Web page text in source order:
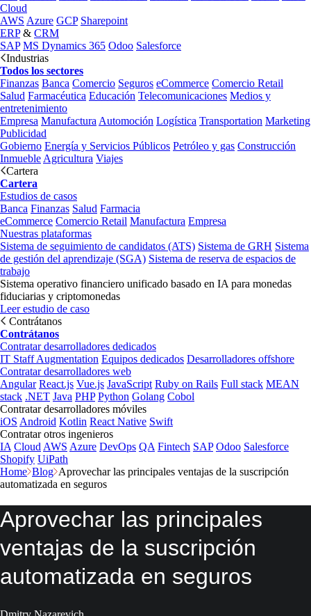
Cloud
AWS Azure GCP Sharepoint
ERP& CRM
SAP MS Dynamics 365 Odoo Salesforce
Industrias
Todos los sectores
Finanzas Banca Comercio Seguros eCommerce Comercio Retail
Salud Farmacéutica Educación Telecomunicaciones Medios y
entretenimiento
Empresa Manufactura Automoción Logística Transportation Marketing
Publicidad
Gobierno Energía y Servicios Públicos Petróleo y gas Construcción
Inmueble Agricultura Viajes
Cartera
Cartera
Estudios de casos
Banca Finanzas Salud Farmacia
eCommerce Comercio Retail Manufactura Empresa
Nuestras plataformas
Sistema de seguimiento de candidatos (ATS) Sistema de GRH Sistema
de gestión del aprendizaje (SGA) Sistema de reserva de espacios de
trabajo
Sistema operativo financiero unificado basado en IA para monedas
fiduciarias y criptomonedas
Leer estudio de caso
Contrátanos
Contrátanos
Contratar desarrolladores dedicados
IT Staff Augmentation Equipos dedicados Desarrolladores offshore
Contratar desarrolladores web
Angular React.js Vue.js JavaScript Ruby on Rails Full stack MEAN
stack .NET Java PHP Python Golang Cobol
Contratar desarrolladores móviles
iOS Android Kotlin React Native Swift
Contratar otros ingenieros
IA Cloud AWS Azure DevOps QA Fintech SAP Odoo Salesforce
Shopify UiPath
Home Blog Aprovechar las principales ventajas de la suscripción
automatizada en seguros
Aprovechar las principales
ventajas de la suscripción
automatizada en seguros